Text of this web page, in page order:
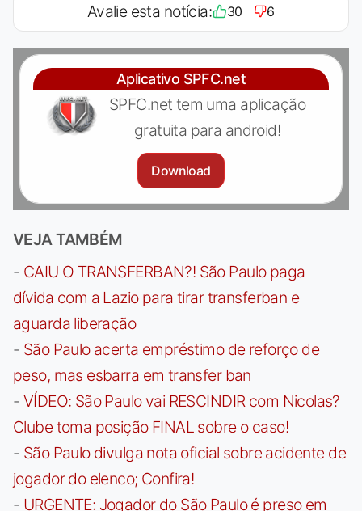
Avalie esta notícia: 30 6
Aplicativo SPFC.net
SPFC.net tem uma aplicação
gratuita para android!
Download
VEJA TAMBÉM
- CAIU O TRANSFERBAN?! São Paulo paga
dívida com a Lazio para tirar transferban e
aguarda liberação
- São Paulo acerta empréstimo de reforço de
peso, mas esbarra em transfer ban
- VÍDEO: São Paulo vai RESCINDIR com Nicolas?
Clube toma posição FINAL sobre o caso!
- São Paulo divulga nota oficial sobre acidente de
jogador do elenco; Confira!
- URGENTE: Jogador do São Paulo é preso em